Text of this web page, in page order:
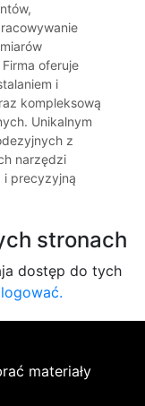
oferuje
i
kompleksową
Unikalnym
z
narzędzi
i precyzyjną
stronach
dostęp do tych
materiały